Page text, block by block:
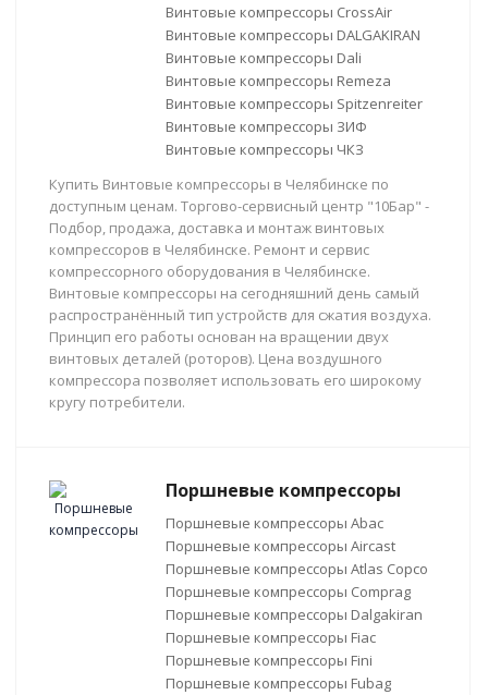
Винтовые компрессоры CrossAir
Винтовые компрессоры DALGAKIRAN
Винтовые компрессоры Dali
Винтовые компрессоры Remeza
Винтовые компрессоры Spitzenreiter
Винтовые компрессоры ЗИФ
Винтовые компрессоры ЧКЗ
Купить Винтовые компрессоры в Челябинске по
доступным ценам. Торгово-сервисный центр "10Бар" -
Подбор, продажа, доставка и монтаж винтовых
компрессоров в Челябинске. Ремонт и сервис
компрессорного оборудования в Челябинске.
Винтовые компрессоры на сегодняшний день самый
распространённый тип устройств для сжатия воздуха.
Принцип его работы основан на вращении двух
винтовых деталей (роторов). Цена воздушного
компрессора позволяет использовать его широкому
кругу потребители.
Поршневые компрессоры
Поршневые компрессоры Abac
Поршневые компрессоры Aircast
Поршневые компрессоры Atlas Copco
Поршневые компрессоры Comprag
Поршневые компрессоры Dalgakiran
Поршневые компрессоры Fiac
Поршневые компрессоры Fini
Поршневые компрессоры Fubag